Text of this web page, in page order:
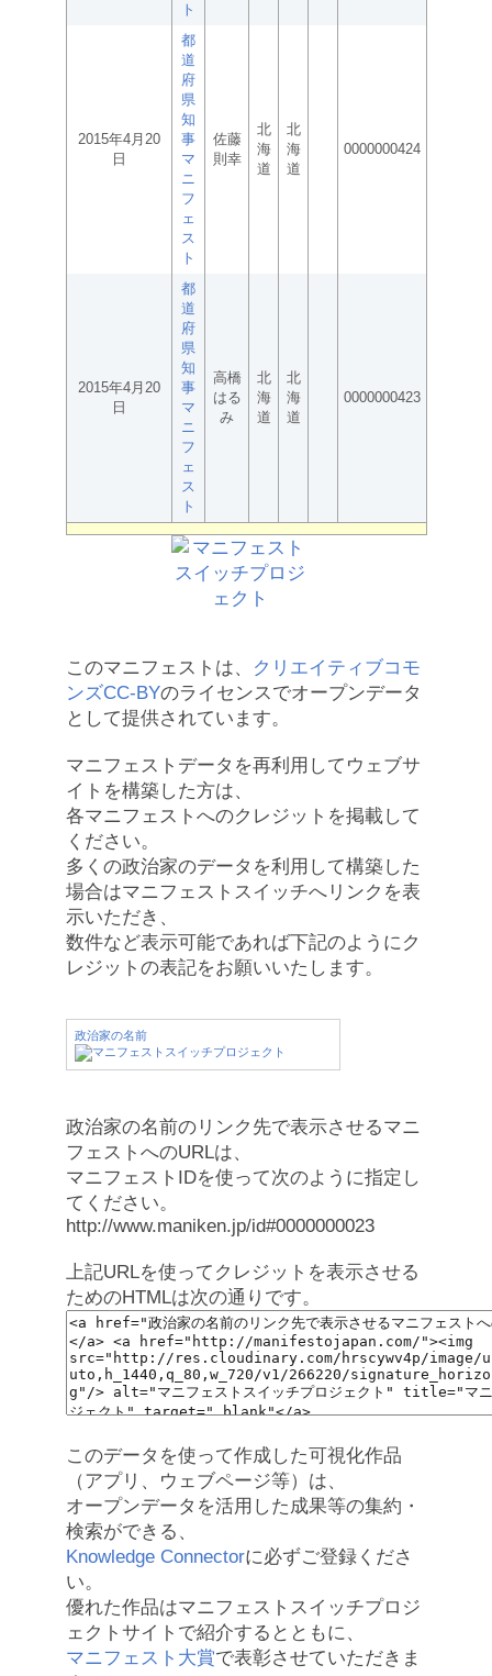
ト
2015年4月20
日
都
道
府
県
知
事
マ
ニ
フ
ェ
ス
ト
佐藤
則幸
北
海
道
北
海
道
0000000424
2015年4月20
日
都
道
府
県
知
事
マ
ニ
フ
ェ
ス
ト
高橋
はる
み
北
海
道
北
海
道
0000000423
このマニフェストは、
クリエイティブコモ
ンズCC-BYのライセンスでオープンデータ
として提供されています。
マニフェストデータを再利用してウェブサ
イトを構築した方は、
各マニフェストへのクレジットを掲載して
ください。
多くの政治家のデータを利用して構築した
場合はマニフェストスイッチへリンクを表
示いただき、
数件など表示可能であれば下記のようにク
レジットの表記をお願いいたします。
政治家の名前
政治家の名前のリンク先で表示させるマニ
フェストへのURLは、
マニフェストIDを使って次のように指定し
てください。
http://www.maniken.jp/id#0000000023
上記URLを使ってクレジットを表示させる
ためのHTMLは次の通りです。
このデータを使って作成した可視化作品
（アプリ、ウェブページ等）は、
オープンデータを活用した成果等の集約・
検索ができる、
Knowledge Connectorに必ずご登録くださ
い。
優れた作品はマニフェストスイッチプロジ
ェクトサイトで紹介するとともに、
マニフェスト大賞で表彰させていただきま